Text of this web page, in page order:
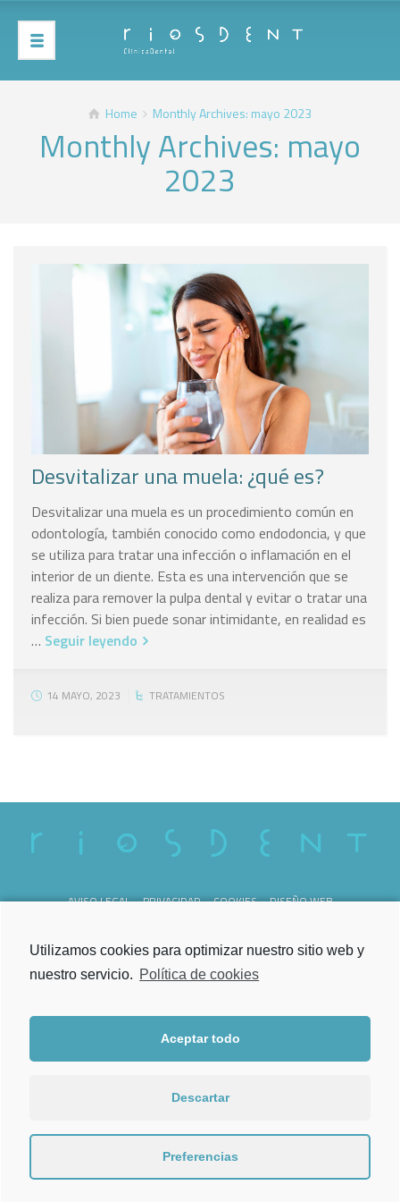
Home Monthly Archives: mayo 2023
Monthly Archives: mayo
2023
Desvitalizar una muela: ¿qué es?
Desvitalizar una muela es un procedimiento común en
odontología, también conocido como endodoncia, y que
se utiliza para tratar una infección o inflamación en el
interior de un diente. Esta es una intervención que se
realiza para remover la pulpa dental y evitar o tratar una
infección. Si bien puede sonar intimidante, en realidad es
… Seguir leyendo
14 MAYO, 2023 TRATAMIENTOS
AVISO LEGAL PRIVACIDAD COOKIES DISEÑO WEB
Lunes a Viernes
de 09.00h a 21.00h
Torrecedeira 52, Bajo
36202 Vigo
Utilizamos cookies para optimizar nuestro sitio web y
nuestro servicio. Política de cookies
Aceptar todo
Descartar
Preferencias